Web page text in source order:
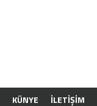
KÜNYE İLETİŞİM